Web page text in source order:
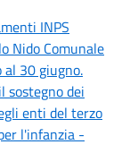
INPS
Nido Comunale
al 30 giugno.
sostegno dei
enti del terzo
l'infanzia -